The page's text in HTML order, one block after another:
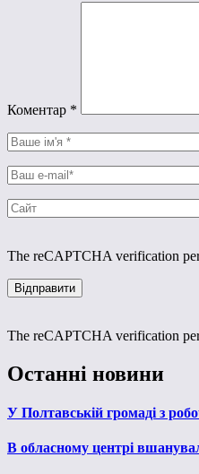
Коментар *
The reCAPTCHA verification
The reCAPTCHA verification
Останні новини
У Полтавській громаді з
В обласному центрі